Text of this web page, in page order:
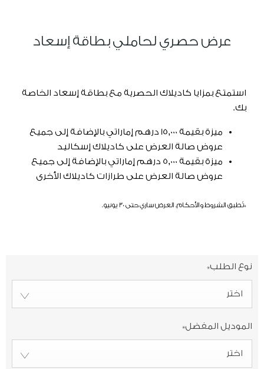
عرض حصري لحاملي بطاقة إسعاد
استمتع بمزايا كاديلاك الحصرية مع بطاقة إسعاد الخاصة
بك.
ميزة بقيمة 15,000 درهم إماراتي بالإضافة إلى جميع
عروض صالة العرض على كاديلاك إسكاليد
ميزة بقيمة 5,000 درهم إماراتي بالإضافة إلى جميع
عروض صالة العرض على طرازات كاديلاك الأخرى
*تُطبق الشروط والأحكام. العرض ساري حتى 30 يونيو.
نوع الطلب*
اختر
الموديل المفضل*
اختر